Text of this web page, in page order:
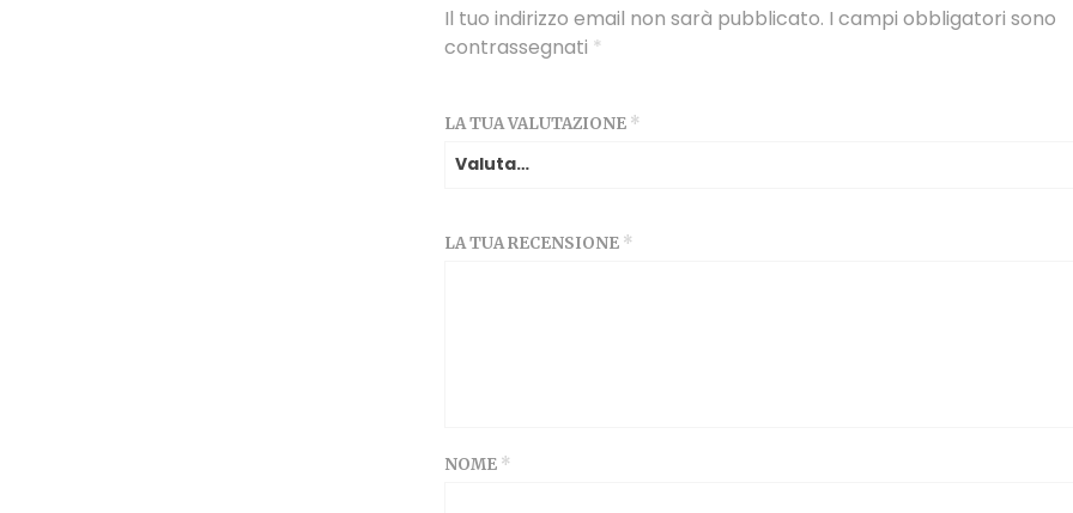
Il tuo indirizzo email non sarà pubblicato. I campi obbligatori sono
contrassegnati *
LA TUA VALUTAZIONE *
LA TUA RECENSIONE *
NOME *